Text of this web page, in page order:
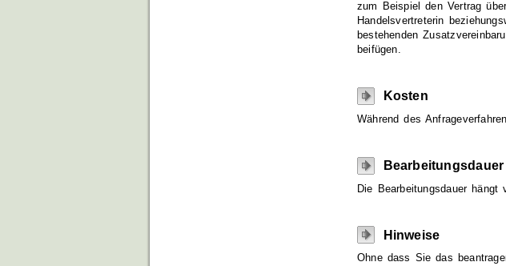
zum Beispiel den Vertrag
Handelsvertreterin
bestehenden
beifügen.
Kosten
Während des
Bearbeitungsdauer
Die Bearbeitungsdauer
Hinweise
Ohne dass Sie das